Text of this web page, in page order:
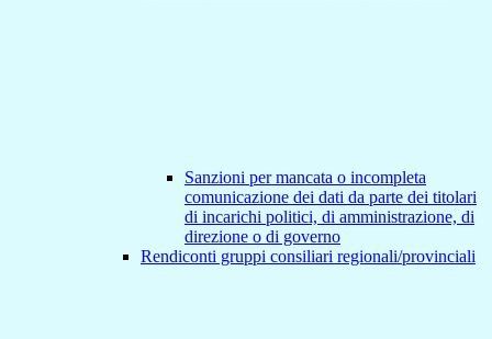
Sanzioni per mancata o incompleta
comunicazione dei dati da parte dei titolari
di incarichi politici, di amministrazione, di
direzione o di governo
Rendiconti gruppi consiliari regionali/provinciali